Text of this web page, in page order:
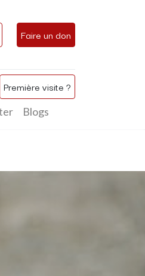
Faire un don
Première visite ?
Blogs